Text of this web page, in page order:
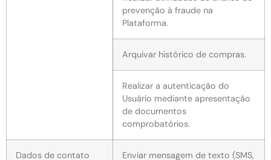
prevenção à fraude na
Plataforma.
Arquivar histórico de compras.
Realizar a autenticação do
Usuário mediante apresentação
de documentos
comprobatórios.
Dados de contato
Enviar mensagem de texto (SMS,